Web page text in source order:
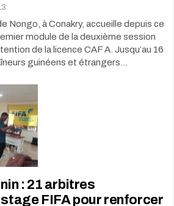
Nongo, à Conakry, accueille depuis ce
module de la deuxième session
de la licence CAF A. Jusqu’au 16
guinéens et étrangers…
: 21 arbitres
stage FIFA pour renforcer